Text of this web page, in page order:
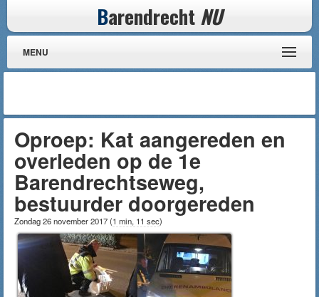
Barendrecht NU
MENU
Oproep: Kat aangereden en
overleden op de 1e
Barendrechtseweg,
bestuurder doorgereden
Zondag 26 november 2017(1 min, 11 sec)